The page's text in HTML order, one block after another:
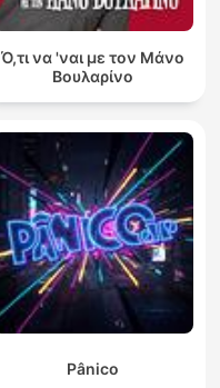
Ό,τι να 'ναι με τον Μάνο
Βουλαρίνο
Pânico